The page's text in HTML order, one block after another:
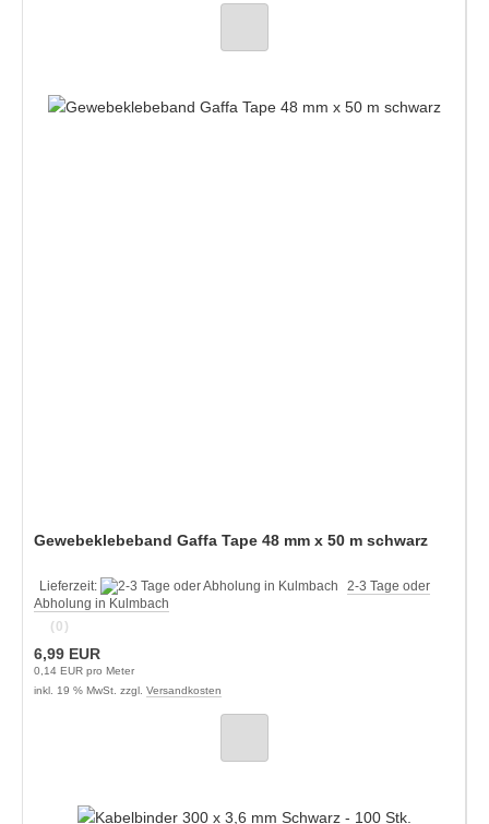
Gewebeklebeband Gaffa Tape 48 mm x 50 m schwarz
Lieferzeit:
2-3 Tage oder
Abholung in Kulmbach
(0)
6,99 EUR
0,14 EUR pro Meter
inkl. 19 % MwSt. zzgl. Versandkosten